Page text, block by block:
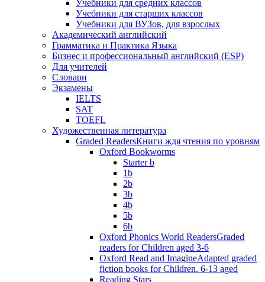
Учебники для средних классов
Учебники для старших классов
Учебники для ВУЗов, для взрослых
Академический английский
Грамматика и Практика Языка
Бизнес и профессиональный английский (ESP)
Для учителей
Словари
Экзамены
IELTS
SAT
TOEFL
Художественная литература
Graded ReadersКниги ждя чтения по уровням
Oxford Bookworms
Starter b
1b
2b
3b
4b
5b
6b
Oxford Phonics World ReadersGraded
readers for Children aged 3-6
Oxford Read and ImagineAdapted graded
fiction books for Children. 6-13 aged
Reading Stars